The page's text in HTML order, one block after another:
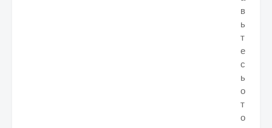
в
ь
т
е
с
ь
о
т
о